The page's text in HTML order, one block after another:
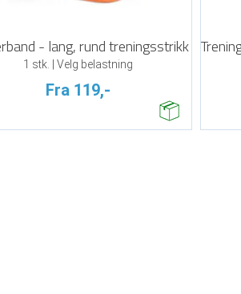
- lang, rund treningsstrikk
1 stk. | Velg belastning
Fra 119,-